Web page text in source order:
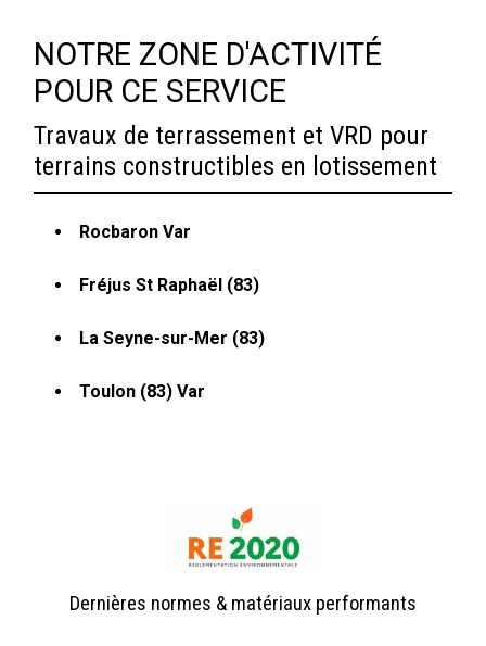
NOTRE ZONE D'ACTIVITÉ
POUR CE SERVICE
Travaux de terrassement et VRD pour
terrains constructibles en lotissement
Rocbaron Var
Fréjus St Raphaël (83)
La Seyne-sur-Mer (83)
Toulon (83) Var
Dernières normes & matériaux performants